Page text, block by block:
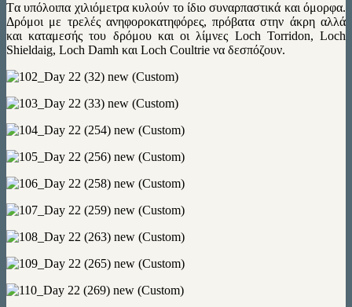
Tα υπόλοιπα χιλιόμετρα κυλούν το ίδιο συναρπαστικά και όμορφα.
Δρόμοι με τρελές ανηφοροκατηφόρες, πρόβατα στην άκρη αλλά
και καταμεσής του δρόμου και οι λίμνες Loch Torridon, Loch
Shieldaig, Loch Damh και Loch Coultrie να δεσπόζουν.